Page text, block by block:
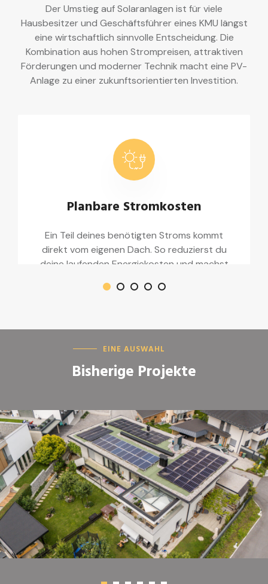
Der Umstieg auf Solaranlagen ist für viele
Hausbesitzer und Geschäftsführer eines KMU längst
eine wirtschaftlich sinnvolle Entscheidung. Die
Kombination aus hohen Strompreisen, attraktiven
Förderungen und moderner Technik macht eine PV-
Anlage zu einer zukunftsorientierten Investition.
Planbare Stromkosten
Ein Teil deines benötigten Stroms kommt
direkt vom eigenen Dach. So reduzierst du
deine laufenden Energiekosten und machst
Preissteigerungen.
EINE AUSWAHL
Bisherige Projekte